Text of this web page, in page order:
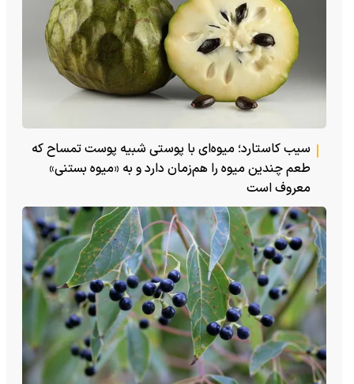
سیب کاستارد؛ میوه‌ای با پوستی شبیه پوست تمساح که
طعم چندین میوه را هم‌زمان دارد و به «میوه بستنی»
معروف است